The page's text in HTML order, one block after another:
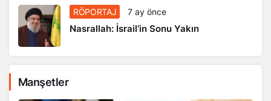
RÖPORTAJ 7 ay önce
Nasrallah: İsrail’in Sonu Yakın
Manşetler